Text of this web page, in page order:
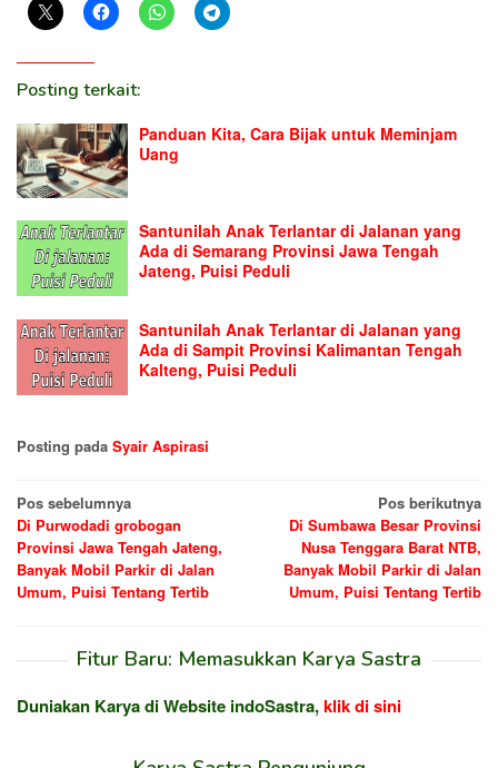
Posting terkait:
Panduan Kita, Cara Bijak untuk Meminjam
Uang
Santunilah Anak Terlantar di Jalanan yang
Ada di Semarang Provinsi Jawa Tengah
Jateng, Puisi Peduli
Santunilah Anak Terlantar di Jalanan yang
Ada di Sampit Provinsi Kalimantan Tengah
Kalteng, Puisi Peduli
Posting pada Syair Aspirasi
Navigasi
pos
Pos sebelumnya
Di Purwodadi grobogan
Provinsi Jawa Tengah Jateng,
Banyak Mobil Parkir di Jalan
Umum, Puisi Tentang Tertib
Pos berikutnya
Di Sumbawa Besar Provinsi
Nusa Tenggara Barat NTB,
Banyak Mobil Parkir di Jalan
Umum, Puisi Tentang Tertib
Fitur Baru: Memasukkan Karya Sastra
Duniakan Karya di Website indoSastra,klik di sini